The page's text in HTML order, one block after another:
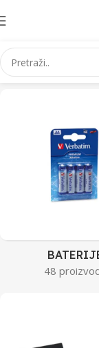
Početna Elektronika
48